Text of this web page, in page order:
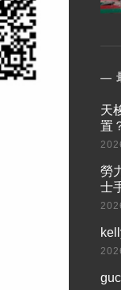
天
置
勞
士